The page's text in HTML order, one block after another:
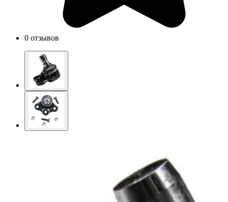
0 отзывов